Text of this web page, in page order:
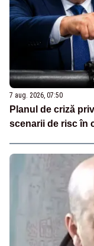
7 aug. 2026, 07:50
Planul de criză
scenarii de risc în